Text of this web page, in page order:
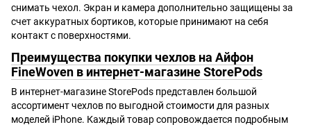
снимать чехол. Экран и камера дополнительно защищены за
счет аккуратных бортиков, которые принимают на себя
контакт с поверхностями.
Преимущества покупки чехлов на Айфон
FineWoven в интернет-магазине StorePods
В интернет-магазине StorePods представлен большой
ассортимент чехлов по выгодной стоимости для разных
моделей iPhone. Каждый товар сопровождается подробным